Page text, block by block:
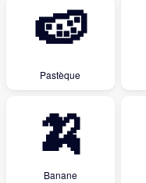
🍉
Pastèque
🍌
Banane